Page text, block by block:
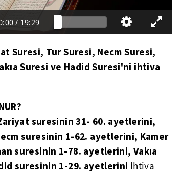
/ 19:29
Suresi, Tur Suresi, Necm Suresi,
Suresi ve Hadid Suresi'ni ihtiva
suresinin 31- 60. ayetlerini,
suresinin 1-62. ayetlerini, Kamer
suresinin 1-78. ayetlerini, Vakıa
suresinin 1-29. ayetlerini ihtiva